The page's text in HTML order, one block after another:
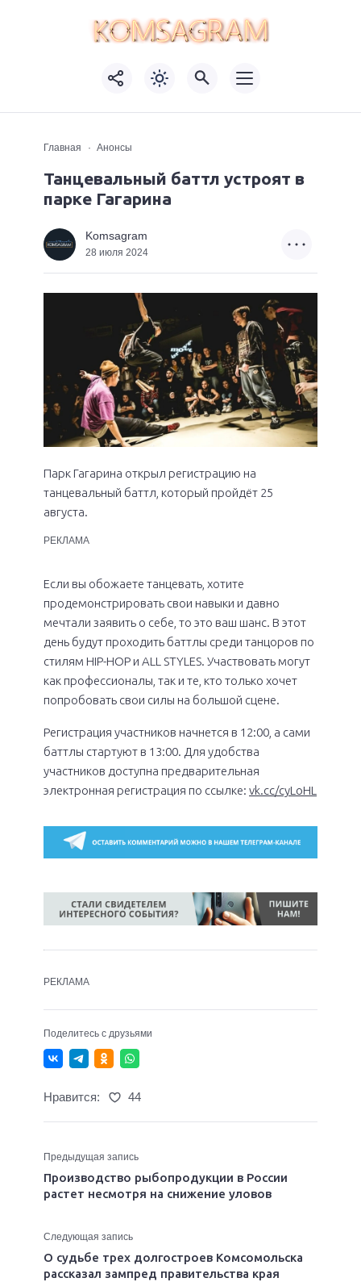
Главная Анонсы
Танцевальный баттл устроят в
парке Гагарина
Komsagram
28 июля 2024
Парк Гагарина открыл регистрацию на
танцевальный баттл, который пройдёт 25
августа.
РЕКЛАМА
Если вы обожаете танцевать, хотите
продемонстрировать свои навыки и давно
мечтали заявить о себе, то это ваш шанс. В этот
день будут проходить баттлы среди танцоров по
стилям HIP-HOP и ALL STYLES. Участвовать могут
как профессионалы, так и те, кто только хочет
попробовать свои силы на большой сцене.
Регистрация участников начнется в 12:00, а сами
баттлы стартуют в 13:00. Для удобства
участников доступна предварительная
электронная регистрация по ссылке: vk.cc/cyLoHL
РЕКЛАМА
Поделитесь с друзьями
Нравится: 44
Предыдущая запись
Производство рыбопродукции в России
растет несмотря на снижение уловов
Следующая запись
О судьбе трех долгостроев Комсомольска
рассказал зампред правительства края